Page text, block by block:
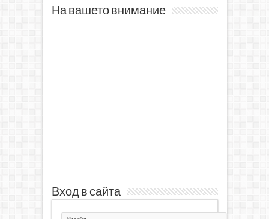
На вашето внимание
Вход в сайта